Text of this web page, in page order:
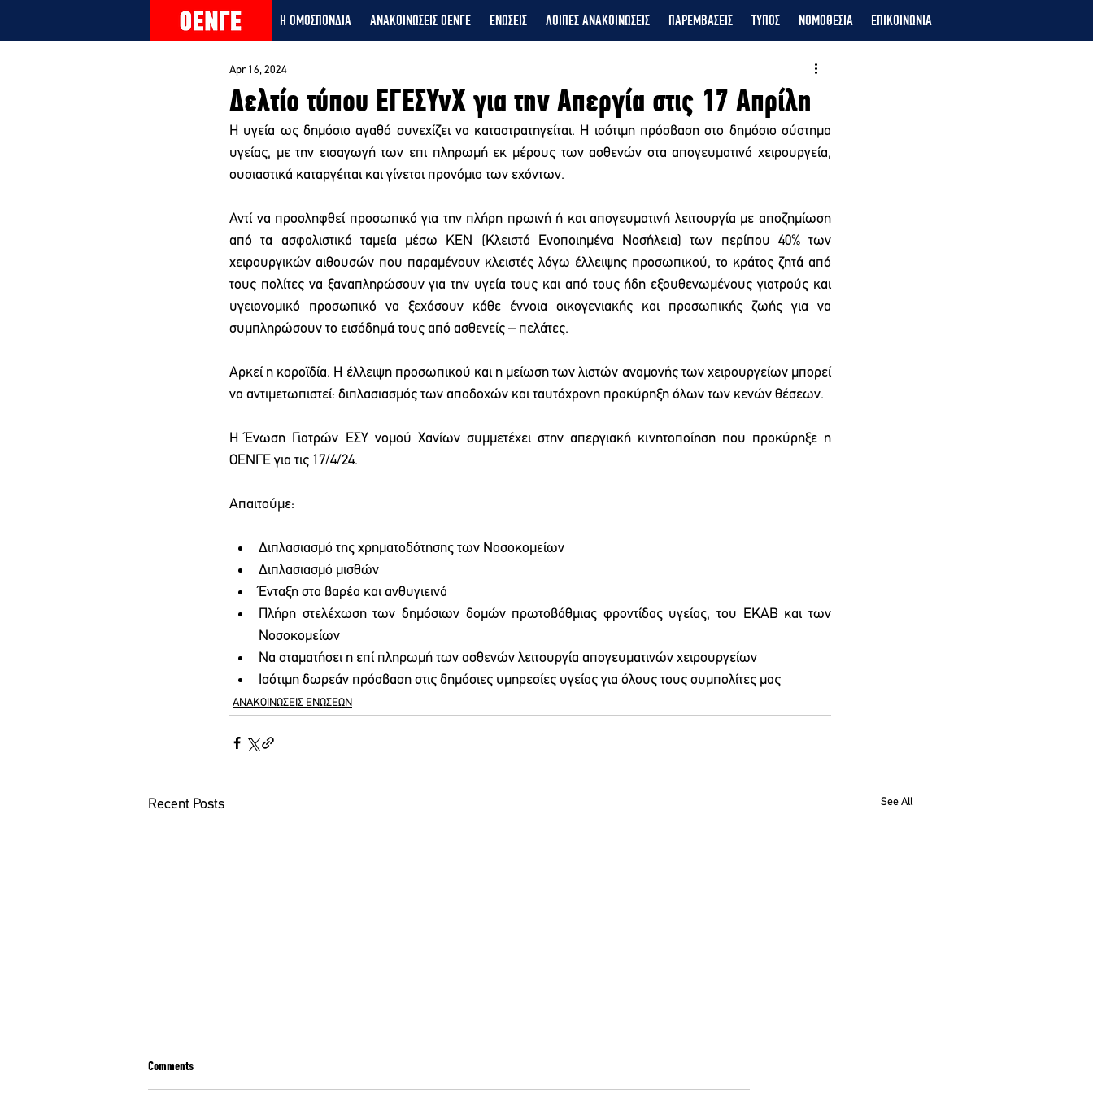
Η ΟΜΟΣΠΟΝΔΙΑ ΑΝΑΚΟΙΝΩΣΕΙΣ ΟΕΝΓΕ ΕΝΩΣΕΙΣ ΛΟΙΠΕΣ ΑΝΑΚΟΙΝΩΣΕΙΣ ΠΑΡΕΜΒΑΣΕΙΣ ΤΥΠΟΣ ΝΟΜΟΘΕΣΙΑ ΕΠΙΚΟΙΝΩΝΙΑ
Δελτίο τύπου ΕΓΕΣΥνΧ για την Απεργία στις 17 Απρίλη
Apr 16, 2024
Η υγεία ως δημόσιο αγαθό συνεχίζει να καταστρατηγείται. Η ισότιμη πρόσβαση στο δημόσιο σύστημα
υγείας, με την εισαγωγή των επι πληρωμή εκ μέρους των ασθενών στα απογευματινά χειρουργεία,
ουσιαστικά καταργέιται και γίνεται προνόμιο των εχόντων.
Αντί να προσληφθεί προσωπικό για την πλήρη πρωινή ή και απογευματινή λειτουργία με αποζημίωση
από τα ασφαλιστικά ταμεία μέσω ΚΕΝ (Κλειστά Ενοποιημένα Νοσήλεια) των περίπου 40% των
χειρουργικών αιθουσών που παραμένουν κλειστές λόγω έλλειψης προσωπικού, το κράτος ζητά από
τους πολίτες να ξαναπληρώσουν για την υγεία τους και από τους ήδη εξουθενωμένους γιατρούς και
υγειονομικό προσωπικό να ξεχάσουν κάθε έννοια οικογενιακής και προσωπικής ζωής για να
συμπληρώσουν το εισόδημά τους από ασθενείς – πελάτες.
Αρκεί η κοροϊδία. Η έλλειψη προσωπικού και η μείωση των λιστών αναμονής των χειρουργείων μπορεί
να αντιμετωπιστεί: διπλασιασμός των αποδοχών και ταυτόχρονη προκύρηξη όλων των κενών θέσεων.
Η Ένωση Γιατρών ΕΣΥ νομού Χανίων συμμετέχει στην απεργιακή κινητοποίηση που προκύρηξε η
ΟΕΝΓΕ για τις 17/4/24.
Απαιτούμε:
Διπλασιασμό της χρηματοδότησης των Νοσοκομείων
Διπλασιασμό μισθών
Ένταξη στα βαρέα και ανθυγιεινά
Πλήρη στελέχωση των δημόσιων δομών πρωτοβάθμιας φροντίδας υγείας, του ΕΚΑΒ και των
Νοσοκομείων
Να σταματήσει η επί πληρωμή των ασθενών λειτουργία απογευματινών χειρουργείων
Ισότιμη δωρεάν πρόσβαση στις δημόσιες υμηρεσίες υγείας για όλους τους συμπολίτες μας
ΑΝΑΚΟΙΝΩΣΕΙΣ ΕΝΩΣΕΩΝ
Recent Posts See All
Comments